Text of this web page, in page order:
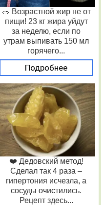
🥗 Возрастной жир не от
пищи! 23 кг жира уйдут
за неделю, если по
утрам выпивать 150 мл
горячего...
Подробнее
❤️ Дедовский метод!
Сделал так 4 раза –
гипертония исчезла, а
сосуды очистились.
Рецепт здесь...